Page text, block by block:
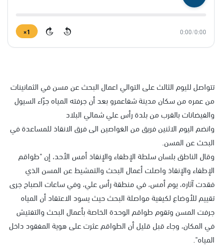
0:00
/
0:00
15
15
1×
تتواصل لليوم الثالث على التوالي اعمال البحث عن مسن في الثمانينات
من عمره من سكان مدينة شفاعمرو بعد أن جرفته المياه جرّاء السيول
والفيضانات بالقرب من بلدة رأس علي شمالي البلاد
وانضم اليوم الاثنين فريق من الغواصين الى فرق الانقاذ للمساعدة في
البحث عن المسن.
وقال الناطق بلسان سلطة الإطفاء والإنقاذ أمس الأحد، إن "طواقم
الإطفاء والإنقاذ واصلت أعمال البحث والتمشيط عن المسن الذي
فقدت آثاره، يوم أمس، في منطقة رأس علي، وفي ساعات الصباح جرى
تقييم للأوضاع لكيفية مواصلة البحث حيث يسود الاعتقاد أن المياه
جرفت المسن وتقوم طواقم الوحدة الخاصة بأعمال البحث والتفتيش
في المكان، وجاء قبل قليل أن الطواقم عثرت على هوية المفقود داخل
المياه".